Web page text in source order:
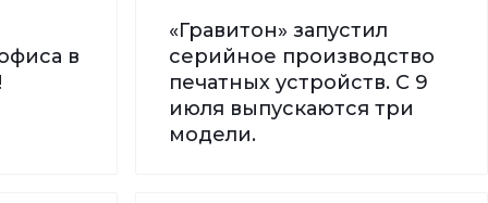
в
«Гравитон» запустил
серийное производство
печатных устройств. С 9
июля выпускаются три
модели.